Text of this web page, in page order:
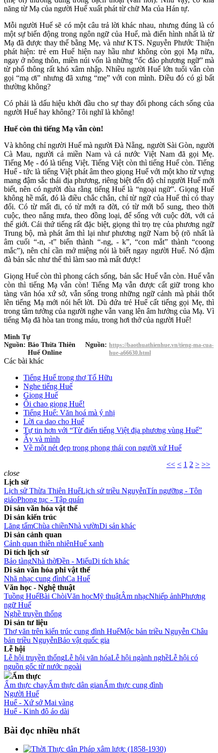
năng từ Mạ của người Huế xuất phát từ chữ Ma của Hán tự.
Mỗi người Huế sẽ có một câu trả lời khác nhau, nhưng đúng là có
một sự biến động trong ngôn ngữ của Huế, mà điển hình nhất là từ
Mạ đã được thay thế bằng Mẹ, và như KTS. Nguyễn Phước Thiện
phát hiện: trẻ em Huế hiện nay hầu như không còn gọi Mạ nữa,
ngay ở nông thôn, miền núi vốn là những “ốc đảo phương ngữ” mà
từ phổ thông rất khó xâm nhập. Nhiều người Huế lớn tuổi vẫn còn
gọi “mạ ơi” nhưng đã xưng “mẹ” với con mình. Điều đó có gì bất
thường không?
Có phải là dấu hiệu khởi đầu cho sự thay đổi phong cách sống của
người Huế hay không? Tôi nghĩ là không!
Huế còn thì tiếng Mạ vẫn còn!
Và không chỉ người Huế mà người Đà Nẵng, người Sài Gòn, người
Cà Mau, người cả miền Nam và cả nước Việt Nam đã gọi Mẹ.
Tiếng Mẹ - đó là tiếng Việt. Tiếng Việt còn thì tiếng Huế còn. Tiếng
Huế - tức là tiếng Việt phát âm theo giọng Huế với một kho từ vựng
mang đậm sắc thái địa phương, riêng biệt đến độ chỉ người Huế mới
biết, nên có người đùa rằng tiếng Huế là “ngoại ngữ”. Giọng Huế
không hề mất, đó là điều chắc chắn, chỉ từ ngữ của Huế thì có thay
đổi. Có từ mất đi, có từ mới ra đời, có từ mới bổ sung, theo thời
cuộc, theo nắng mưa, theo đồng loại, để sống với cuộc đời, với cả
thế giới. Cái thứ tiếng rất đặc biệt, giọng thì trọ trẹ của phương ngữ
Trung bộ, mà phát âm thì lại như phương ngữ Nam bộ (rõ nhất là
âm cuối “-n, -t” biến thành “-ng, - k”, “con mắt” thành “coong
mắc”), nên chỉ cần mở miệng nói là biết ngay người Huế. Nó đậm
đà bản sắc như thế thì làm sao mà mất được!
Giọng Huế còn thì phong cách sống, bản sắc Huế vẫn còn. Huế vẫn
còn thì tiếng Mạ vẫn còn! Tiếng Mạ vẫn được cất giữ trong kho
tàng văn hóa xứ sở, vẫn sống trong những ngữ cảnh mà phải thốt
lên tiếng Mạ mới nói hết lời. Dù đứa trẻ Huế cất tiếng gọi Mẹ, thì
trong tâm tưởng của người nghe vẫn vang lên âm hưởng của Mạ. Vì
tiếng Mạ đã hòa tan trong máu, trong hơi thở của người Huế!
Minh Tự
Nguồn: Báo Thừa Thiên
Huế Online
Nguồn:https://baothuathienhue.vn/tieng-ma-cua-
hue-a66630.html
Các bài khác
Tiếng Huế trong thơ Tố Hữu
Nghe tiếng Huế
Giọng Huế
Ôi chao giọng Huế!
Tiếng Huế: Văn hoá mà ý nhị
Lời ca dao cho Huế
Tự tin hơn với “Từ điển tiếng Việt địa phương vùng Huế”
Ấy và mình
Về một nét đẹp trong phong thái con người xứ Huế
<< < 1 2 > >>
close
Lịch sử
Lịch sử Thừa Thiên HuếLịch sử triều NguyễnTín ngưỡng - Tôn
giáoPhong tục - Tập quán
Di sản văn hóa vật thể
Di sản kiến trúc
Lăng tẩmChùa chiềnNhà vườnDi sản khác
Di sản cảnh quan
Cảnh quan thiên nhiênHuế xanh
Di tích lịch sử
Bảo tàngNhà thờĐền - MiếuDi tích khác
Di sản văn hóa phi vật thể
Nhã nhạc cung đìnhCa Huế
Văn học - Nghệ thuật
Tuồng HuếBài ChòiVăn họcMỹ thuậtÂm nhạcNhiếp ảnhPhương
ngữ Huế
Nghề truyền thống
Di sản tư liệu
Thơ văn trên kiến trúc cung đình HuếMộc bản triều Nguyễn Châu
bản triều NguyễnBảo vật quốc gia
Lễ hội
Lễ hội truyền thốngLễ hội văn hóaLễ hội ngành nghềLễ hội có
nguồn gốc từ nước ngoài
Ẩm thực
Ẩm thực chayẨm thực dân gianẨm thực cung đình
Người Huế
Huế - Xứ sở Mai vàng
Huế - Kinh đô áo dài
Bài đọc nhiều nhất